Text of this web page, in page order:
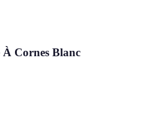
Cornes Blanc